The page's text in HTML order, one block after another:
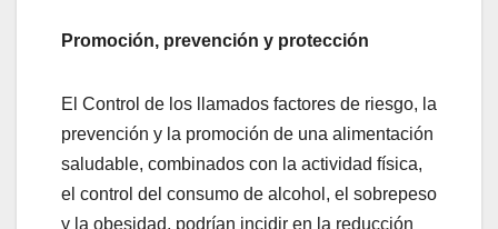
Promoción, prevención y protección
El Control de los llamados factores de riesgo, la
prevención y la promoción de una alimentación
saludable, combinados con la actividad física,
el control del consumo de alcohol, el sobrepeso
y la obesidad, podrían incidir en la reducción